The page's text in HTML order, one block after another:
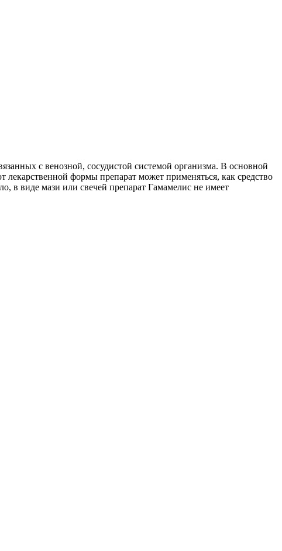
с венозной, сосудистой системой организма. В основной
лекарственной формы препарат может применяться, как средство
в виде мази или свечей препарат Гамамелис не имеет